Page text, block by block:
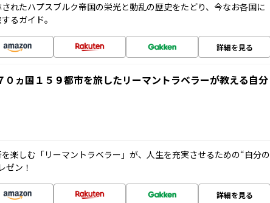
されたハプスブルク帝国の栄光と動乱の歴史をたどり、今なお各国に
るガイド。
詳細を見る
ヵ国１５９都市を旅したリーマントラベラーが教える自分
楽しむ「リーマントラベラー」が、人生を充実させるための“自分の
ゼン！
詳細を見る